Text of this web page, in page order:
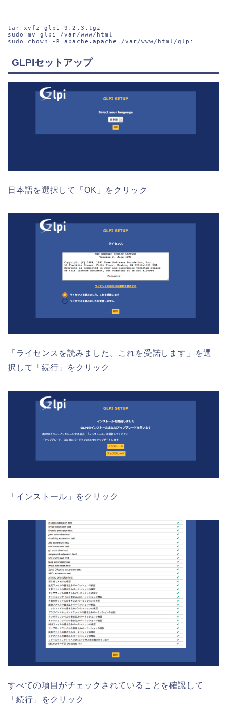
tar xvfz glpi-9.2.3.tgz
sudo mv glpi /var/www/html
sudo chown -R apache.apache /var/www/html/glpi
GLPIセットアップ
日本語を選択して「OK」をクリック
「ライセンスを読みました。これを受諾します」を選
択して「続行」をクリック
「インストール」をクリック
すべての項目がチェックされていることを確認して
「続行」をクリック